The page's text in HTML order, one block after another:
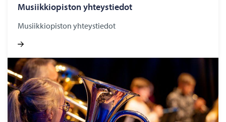
Musiikkiopiston yhteystiedot
Musiikkiopiston yhteystiedot